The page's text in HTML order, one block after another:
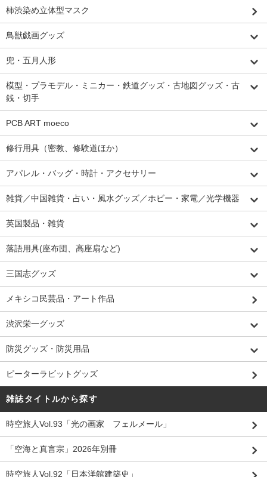
柿渋染め立体型マスク
鳥獣戯画グッズ
兜・五月人形
模型・プラモデル・ミニカー・鉄道グッズ・古地図グッズ・古
銭・切手
PCB ART moeco
修行用具（密教、修験道ほか）
アパレル・バッグ・時計・アクセサリー
雑貨／中国雑貨・占い・風水グッズ／ホビー・家電／光学機器
英国製品・雑貨
落語用具(座布団、高座扇など)
三国志グッズ
メキシコ民芸品・アート作品
渋沢栄一グッズ
防災グッズ・防災用品
ピーターラビットグッズ
雑誌タイトルから探す
時空旅人Vol.93「光の画家 フェルメール」
「空海と真言宗」2026年別冊
時空旅人Vol.92「日本洋館建築史」